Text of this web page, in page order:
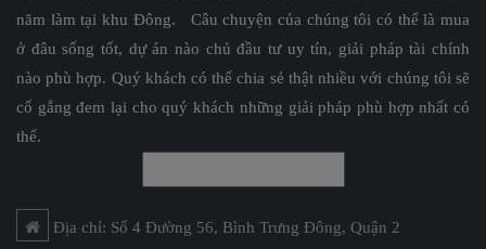
năm làm tại khu Đông. Câu chuyện của chúng tôi có thể là mua
ở đâu sống tốt, dự án nào chủ đầu tư uy tín, giải pháp tài chính
nào phù hợp. Quý khách có thể chia sẻ thật nhiều với chúng tôi sẽ
cố gắng đem lại cho quý khách những giải pháp phù hợp nhất có
thể.
Địa chỉ: Số 4 Đường 56, Bình Trưng Đông, Quận 2